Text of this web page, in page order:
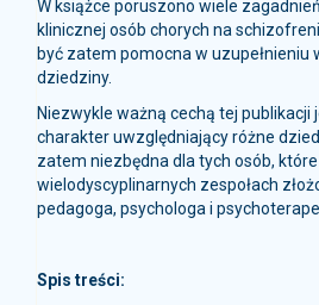
W książce poruszono wiele
klinicznej osób chorych na
być zatem pomocna w uzupełnieniu
dziedziny.
Niezwykle ważną cechą tej publikacji
charakter uwzględniający różne
zatem niezbędna dla tych osób,
wielodyscyplinarnych zespołach
pedagoga, psychologa i
Spis treści: